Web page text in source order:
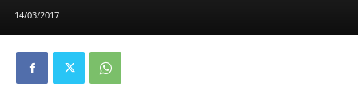
14/03/2017